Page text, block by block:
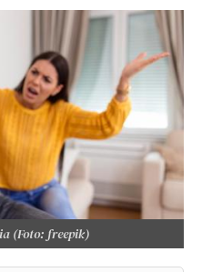
(Foto: freepik)